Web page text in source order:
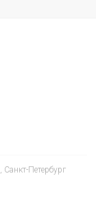
, Санкт-Петербург